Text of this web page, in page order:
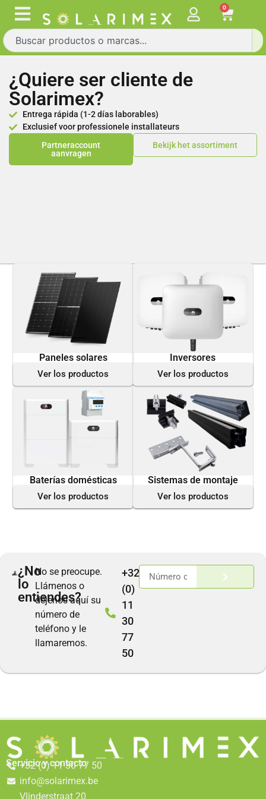
0
¿Quiere ser cliente de
Solarimex?
Entrega rápida (1-2 días laborables)
Exclusief voor professionele installateurs
Partneraccount
aanvragen
Bekijk het assortiment
Paneles solares
Ver los productos
Inversores
Ver los productos
Baterías domésticas
Ver los productos
Sistemas de montaje
Ver los productos
¿No
lo
entiendes?
No se preocupe.
Llámenos o
déjenos aquí su
número de
teléfono y le
llamaremos.
+32
(0)
11
30
77
50
Servicio y contacto
+32 (0) 11 30 77 50
info@solarimex.be
Vlinderstraat 20